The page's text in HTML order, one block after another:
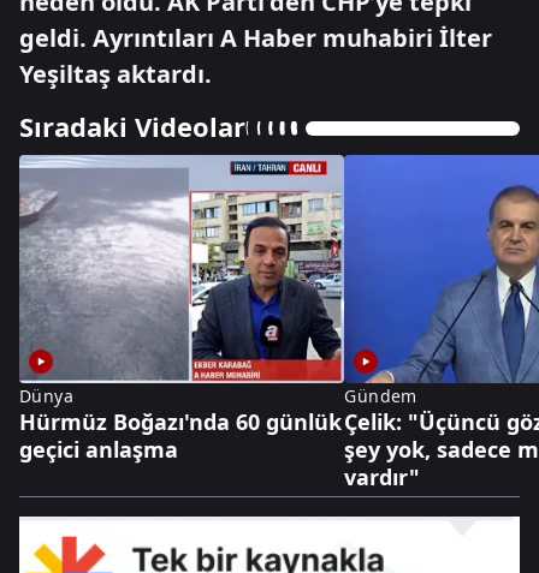
geldi. Ayrıntıları A Haber muhabiri İlter
Yeşiltaş aktardı.
Sıradaki Videolar
Dünya
Hürmüz Boğazı'nda 60 günlük
geçici anlaşma
Gündem
Çelik: "Üçüncü
şey yok, sadece
vardır"